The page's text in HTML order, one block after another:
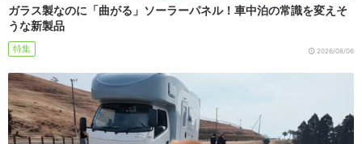
ガラス製なのに「曲がる」ソーラーパネル！車中泊の常識を変えそ
うな新製品
特集 2026/08/06